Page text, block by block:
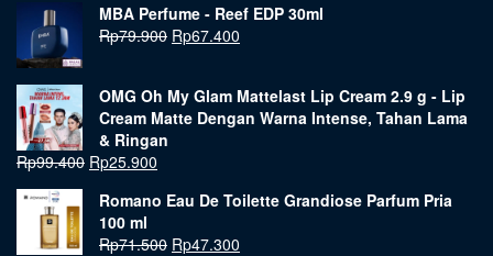
MBA Perfume - Reef EDP 30ml
Rp79.900 Rp67.400
OMG Oh My Glam Mattelast Lip Cream 2.9 g - Lip
Cream Matte Dengan Warna Intense, Tahan Lama
& Ringan
Rp99.400 Rp25.900
Romano Eau De Toilette Grandiose Parfum Pria
100 ml
Rp71.500 Rp47.300